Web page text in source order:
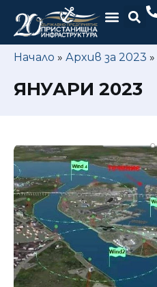
Начало » Архив за 2023 »
ЯНУАРИ 2023